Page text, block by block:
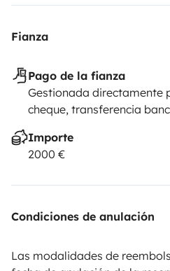
Fianza
Pago de la fianza
Gestionada directamente
cheque, transferencia
Importe
2000 €
Condiciones de anulación
Las modalidades de